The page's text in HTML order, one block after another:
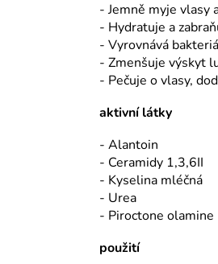
- Jemně myje vlasy
- Hydratuje a
- Vyrovnává
- Zmenšuje výskyt
- Pečuje o vlasy,
aktivní látky
- Alantoin
- Ceramidy 1,3,6II
- Kyselina mléčná
- Urea
- Piroctone olamine
použití